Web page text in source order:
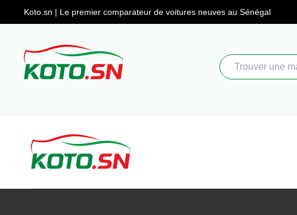
Koto.sn | Le premier comparateur de voitures neuves au Sénégal